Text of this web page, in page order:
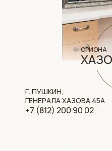
Г. ПУШКИН,
ГЕНЕРАЛА ХАЗОВА 45А
+7 (812) 200 90 02
ОРИОНА